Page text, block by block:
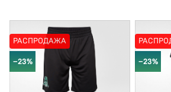
РАСПРОДАЖА
−23% −23%